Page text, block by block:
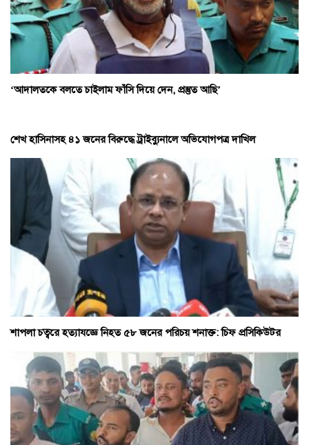
‘আদালতকে বলতে চাইলাম ফাঁসি দিয়ে দেন, প্রস্তুত আছি’
শেখ হাসিনাসহ ৪১ জনের বিরুদ্ধে ট্রাইব্যুনালে অভিযোগপত্র দাখিল
শাপলা চত্বরে হত্যাযজ্ঞে নিহত ৫৮ জনের পরিচয় শনাক্ত: চিফ প্রসিকিউটর